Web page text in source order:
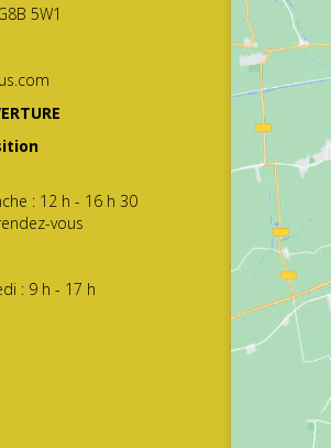
5W1
: 12 h - 16 h 30
vous
: 9 h - 17 h